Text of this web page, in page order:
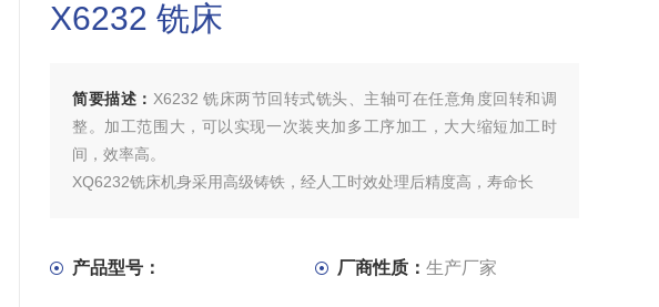
X6232 铣床
简要描述： X6232 铣床两节回转式铣头、主轴可在任意角度回转和调
整。加工范围大，可以实现一次装夹加多工序加工，大大缩短加工时
间，效率高。
XQ6232铣床机身采用高级铸铁，经人工时效处理后精度高，寿命长
产品型号： 厂商性质： 生产厂家